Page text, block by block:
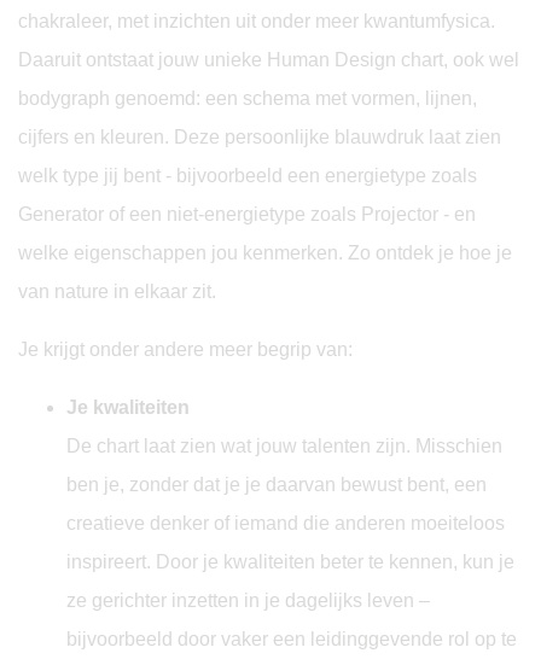
chakraleer, met inzichten uit onder meer kwantumfysica.
Daaruit ontstaat jouw unieke Human Design chart, ook wel
bodygraph genoemd: een schema met vormen, lijnen,
cijfers en kleuren. Deze persoonlijke blauwdruk laat zien
welk type jij bent - bijvoorbeeld een energietype zoals
Generator of een niet-energietype zoals Projector - en
welke eigenschappen jou kenmerken. Zo ontdek je hoe je
van nature in elkaar zit.
Je krijgt onder andere meer begrip van:
Je kwaliteiten
De chart laat zien wat jouw talenten zijn. Misschien
ben je, zonder dat je je daarvan bewust bent, een
creatieve denker of iemand die anderen moeiteloos
inspireert. Door je kwaliteiten beter te kennen, kun je
ze gerichter inzetten in je dagelijks leven –
bijvoorbeeld door vaker een leidinggevende rol op te